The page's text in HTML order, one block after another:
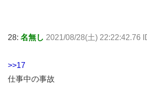
28: 名無し 2021/08/28(土) 22:22:42.76
>>17
仕事中の事故